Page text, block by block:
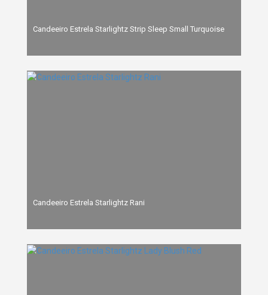
Candeeiro Estrela Starlightz Strip Sleep Small Turquoise
Candeeiro Estrela Starlightz Rani